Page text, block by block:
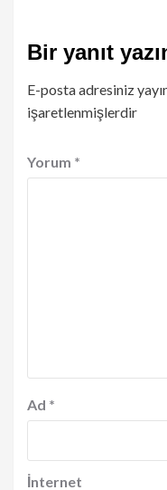
Bir yanıt
E-posta adresiniz
işaretlenmişlerdir
Yorum *
Ad *
İnternet